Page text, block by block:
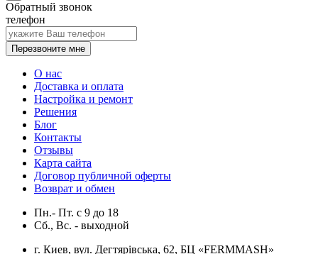
Обратный звонок
телефон
Перезвоните мне
О нас
Доставка и оплата
Настройка и ремонт
Решения
Блог
Контакты
Отзывы
Карта сайта
Договор публичной оферты
Возврат и обмен
Пн.- Пт. с 9 до 18
Сб., Вс. - выходной
г. Киев, вул. Дегтярівська, 62, БЦ «FERMMASH»